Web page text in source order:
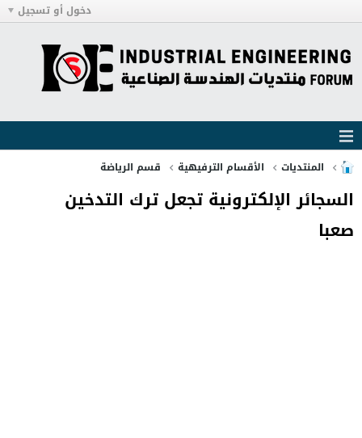
دخول أو تسجيل
المنتديات الأقسام الترفيهية قسم الرياضة
السجائر الإلكترونية تجعل ترك التدخين
صعبا